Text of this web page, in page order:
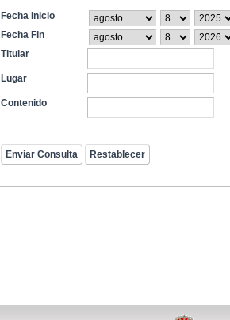
Fecha Inicio
Fecha Fin
Titular
Lugar
Contenido